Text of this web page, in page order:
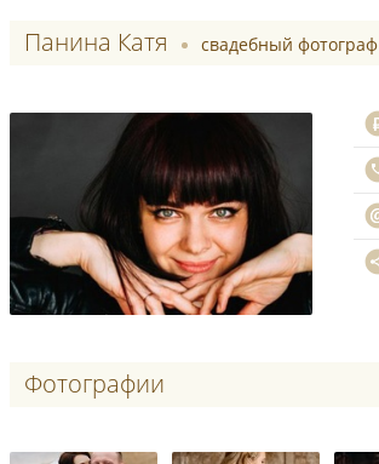
Панина Катя свадебный фотограф
Фотографии